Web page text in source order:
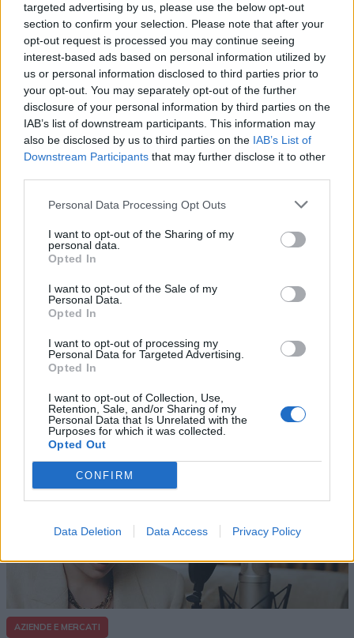
targeted advertising by us, please use the below opt-out
section to confirm your selection. Please note that after your
opt-out request is processed you may continue seeing
interest-based ads based on personal information utilized by
us or personal information disclosed to third parties prior to
your opt-out. You may separately opt-out of the further
disclosure of your personal information by third parties on the
IAB’s list of downstream participants. This information may
also be disclosed by us to third parties on the IAB’s List of
Downstream Participants that may further disclose it to other
Personal Data Processing Opt Outs
I want to opt-out of the Sharing of my
personal data.
Opted In
I want to opt-out of the Sale of my
Personal Data.
Opted In
I want to opt-out of processing my
Personal Data for Targeted Advertising.
Opted In
I want to opt-out of Collection, Use,
Retention, Sale, and/or Sharing of my
Personal Data that Is Unrelated with the
Purposes for which it was collected.
Opted Out
CONFIRM
Data Deletion Data Access Privacy Policy
programmazione ad alto impatto ci permetterà di
presentare la rivoluzione degli integratori per cani in
Italia. Zesty Paws è da anni leader nel settore del
benessere animale negli Stati Uniti, con integratori
scientificamente studiati e la cui palatabilità è ‘dog
approved’, utilissimi per supportare i nostri amici a
quattro zampe. Con questa campagna, vogliamo
comunicare a tutti i pet parents d’Italia il lancio di
Zesty Paws da poche settimane disponibile on line e
AZIENDE E MERCATI